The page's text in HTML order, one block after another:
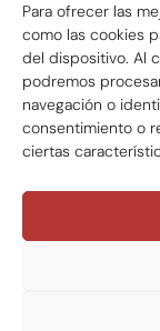
Para ofrecer las
como las cookies
del dispositivo. Al
podremos
navegación o
consentimiento o
ciertas
Global Tax